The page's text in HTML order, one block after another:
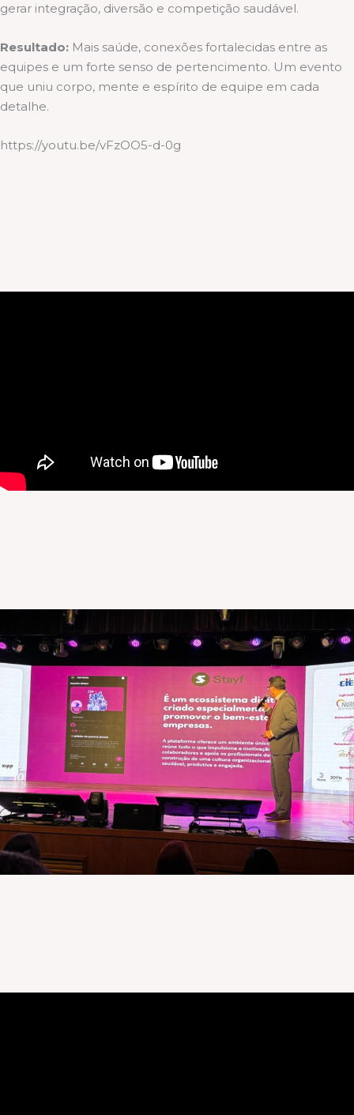
gerar integração, diversão e competição saudável.
Resultado: Mais saúde, conexões fortalecidas entre as
equipes e um forte senso de pertencimento. Um evento
que uniu corpo, mente e espírito de equipe em cada
detalhe.
https://youtu.be/vFzOO5-d-0g